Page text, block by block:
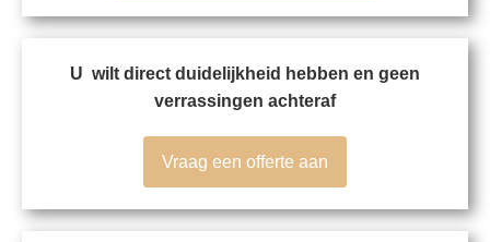
U wilt direct duidelijkheid hebben en geen
verrassingen achteraf
Vraag een offerte aan